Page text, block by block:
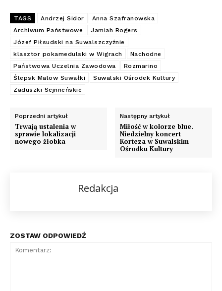
TAGS Andrzej Sidor
Anna Szafranowska
Archiwum Państwowe
Jamiah Rogers
Józef Piłsudski na Suwalszczyźnie
klasztor pokamedulski w Wigrach
Nachodne
Państwowa Uczelnia Zawodowa
Rozmarino
Ślepsk Malow Suwałki
Suwalski Ośrodek Kultury
Zaduszki Sejnneńskie
Poprzedni artykuł
Trwają ustalenia w
sprawie lokalizacji
nowego żłobka
Następny artykuł
Miłość w kolorze blue.
Niedzielny koncert
Korteza w Suwalskim
Ośrodku Kultury
Redakcja
ZOSTAW ODPOWIEDŹ